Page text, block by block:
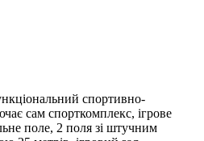
спортивно-
сам спорткомплекс, ігрове
поле, 2 поля зі штучним